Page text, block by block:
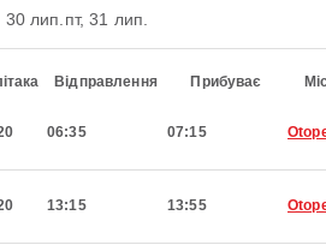
30 лип. пт, 31 лип.
Відправлення Прибуває
06:35 07:15
13:15 13:55